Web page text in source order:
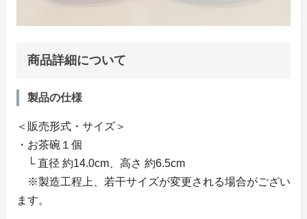
商品詳細について
製品の仕様
＜販売形式・サイズ＞
・お茶碗１個
└ 直径 約14.0cm、高さ 約6.5cm
※製造工程上、若干サイズが変更される場合がござい
ます。